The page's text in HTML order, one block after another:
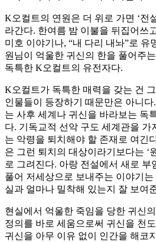
K오컬트의 연원은 더 위로 가면 ‘전
라간다. 한여름 밤 이불을 뒤집어쓰
미호 이야기나, “내 다리 내놔”로 유
원님이 억울한 귀신의 한을 풀어주
독특한 K오컬트의 유전자다.
K오컬트가 독특한 매력을 갖는 건
인물들이 등장하기 때문만은 아니
는 사후 세계나 귀신을 바라보는 독
다. 기독교적 선악 구도 세계관을 가
는 악령을 퇴치해야 할 존재로 여긴
은 그런 퇴치의 대상이라기보다는 ‘
로 그려진다. 아랑 전설에서 새로 부
풀어 저세상으로 보내주는 이야기
실과 얼마나 밀착해 있는지 잘 보여
현실에서 억울한 죽임을 당한 귀신
정의를 바로 세움으로써 귀신을 천
귀신을 아무 이유 없이 인간을 해코